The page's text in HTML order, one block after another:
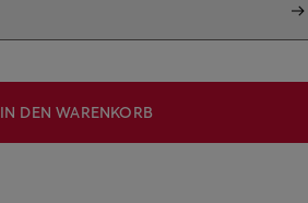
IN DEN WARENKORB